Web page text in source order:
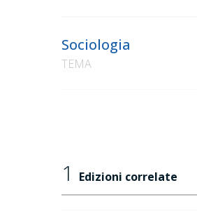
Sociologia
TEMA
1 Edizioni correlate